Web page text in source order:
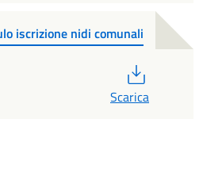
iscrizione nidi comunali
Scarica